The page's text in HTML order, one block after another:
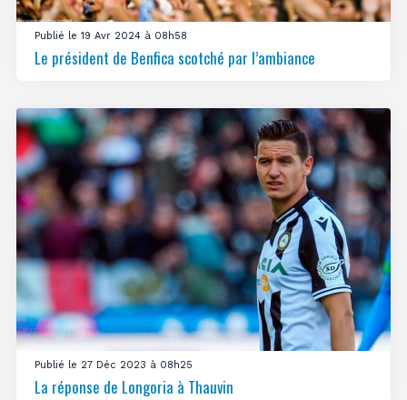
Publié le 19 Avr 2024 à 08h58
Le président de Benfica scotché par l’ambiance
Publié le 27 Déc 2023 à 08h25
La réponse de Longoria à Thauvin